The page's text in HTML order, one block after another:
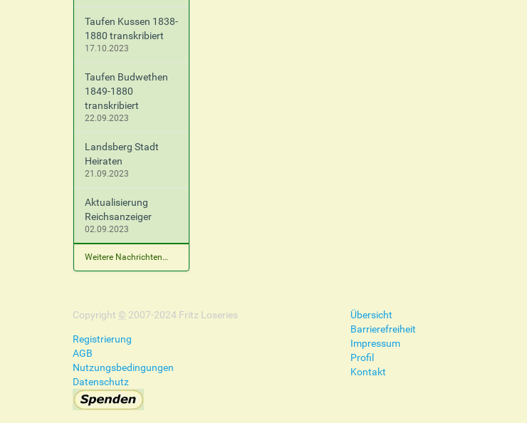
Taufen Kussen 1838-
1880 transkribiert
17.10.2023
Taufen Budwethen
1849-1880
transkribiert
22.09.2023
Landsberg Stadt
Heiraten
21.09.2023
Aktualisierung
Reichsanzeiger
02.09.2023
Weitere Nachrichten…
Copyright © 2007-2024 Fritz Loseries
Registrierung
AGB
Nutzungsbedingungen
Datenschutz
Übersicht
Barrierefreiheit
Impressum
Profil
Kontakt